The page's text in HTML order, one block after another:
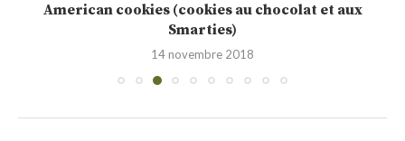
American cookies (cookies au chocolat et aux
Smarties)
14 novembre 2018